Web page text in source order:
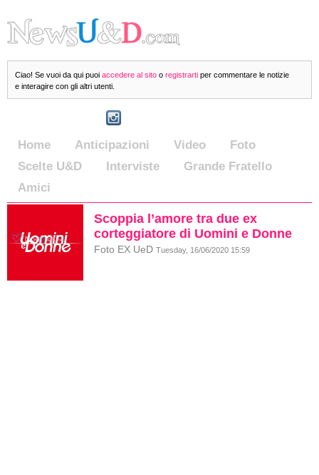
Ciao! Se vuoi da qui puoi accedere al sito o registrarti per commentare le notizie
e interagire con gli altri utenti.
Home Anticipazioni Video
Foto
Scelte U&D
Interviste
Grande Fratello
Amici
Scoppia l’amore tra due ex
corteggiatore di Uomini e Donne
Foto EX UeD Tuesday, 16/06/2020 15:59